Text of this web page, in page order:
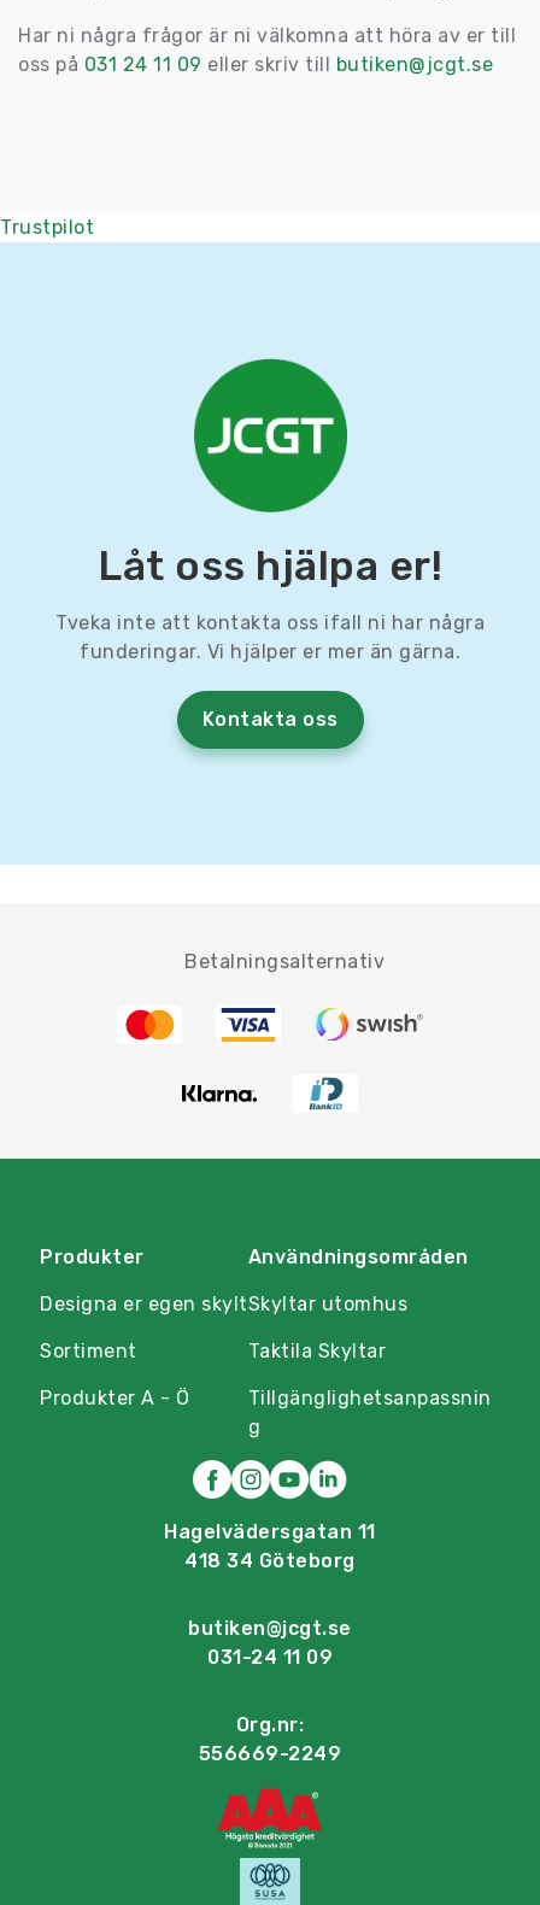
Har ni några frågor är ni välkomna att höra av er till
oss på 031 24 11 09 eller skriv till butiken@jcgt.se
Trustpilot
Låt oss hjälpa er!
Tveka inte att kontakta oss ifall ni har några
funderingar. Vi hjälper er mer än gärna.
Kontakta oss
Betalningsalternativ
Produkter
Designa er egen skylt
Sortiment
Produkter A - Ö
Användningsområden
Skyltar utomhus
Taktila Skyltar
Tillgänglighetsanpassnin
g
Hagelvädersgatan 11
418 34 Göteborg
butiken@jcgt.se
031-24 11 09
Org.nr:
556669-2249